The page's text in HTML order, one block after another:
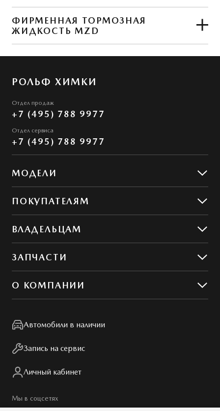
ЧИТАТЬ СТАТЬЮ
ФИРМЕННАЯ ТОРМОЗНАЯ
ЖИДКОСТЬ MZD
РОЛЬФ ХИМКИ
Отдел продаж
+7 (495) 788 9977
Отдел сервиса
+7 (495) 788 9977
МОДЕЛИ
Mazda CX-5
ПОКУПАТЕЛЯМ
MAZDA ГАРАНТ
ВЛАДЕЛЬЦАМ
Сервис и ремонт
Обслуживание
ЗАПЧАСТИ
MZD Oil & Parts
О КОМПАНИИ
Правовая информация
Автомобили в наличии
Запись на сервис
Личный кабинет
Мы в соцсетях